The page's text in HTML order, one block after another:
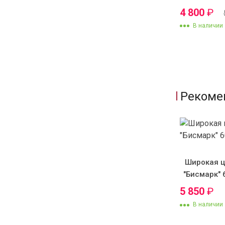
4 800 ₽
В наличии
Широкая
"Бисмарк"
5 850 ₽
В наличии